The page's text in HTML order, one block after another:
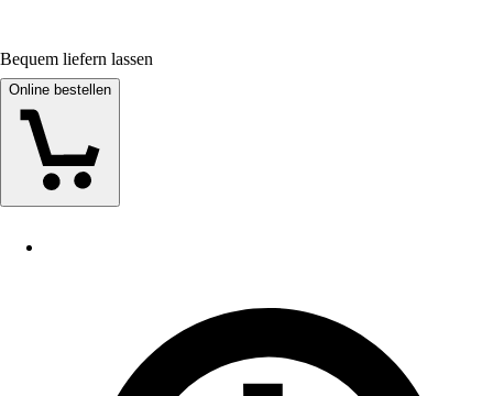
Bequem liefern lassen
Online bestellen